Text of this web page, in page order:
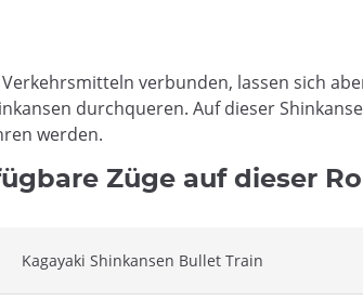
verbunden, lassen sich
durchqueren. Auf dieser
werden.
Züge auf dieser
Kagayaki Shinkansen Bullet Train